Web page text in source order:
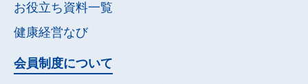
お役立ち資料一覧
健康経営なび
会員制度について